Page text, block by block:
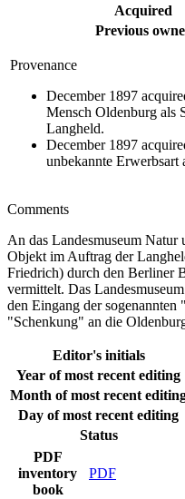
Acquired
Previous
Provenance
December 1897
Mensch Oldenburg als
Langheld.
December 1897
unbekannte Erwerbsart
Comments
An das Landesmuseum Natur
Objekt im Auftrag der
Friedrich) durch den Berliner
vermittelt. Das
den Eingang der
"Schenkung" an die
Editor's initials
Year of most recent editing
Month of most recent
Day of most recent editing
Status
PDF
inventory
book
PDF